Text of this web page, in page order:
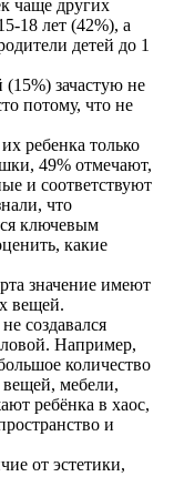
чаще других
18 лет (42%), а
детей до 1
(15%) зачастую не
потому, что не
ребенка только
49% отмечают,
и соответствуют
что
ключевым
какие
значение имеют
вещей.
создавался
Например,
количество
вещей, мебели,
ребёнка в хаос,
и
от эстетики,